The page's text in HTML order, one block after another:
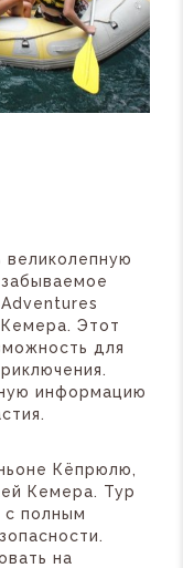
великолепную
Этот
для
информацию
Кёпрюлю,
Кемера. Тур
с полным
на